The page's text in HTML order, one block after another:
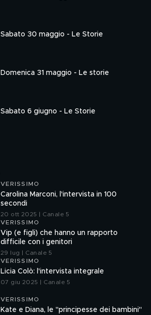
Sabato 30 maggio - Le Storie
Domenica 31 maggio - Le storie
Sabato 6 giugno - Le Storie
VERISSIMO
Carolina Marconi, l'intervista in 100
secondi
20 ott 2025 | Canale 5
VERISSIMO
Vip (e figli) che hanno un rapporto
difficile con i genitori
29 lug | Canale 5
VERISSIMO
Licia Colò: l'intervista integrale
07 giu 2025 | Canale 5
VERISSIMO
Kate e Diana, le "principesse dei bambini"